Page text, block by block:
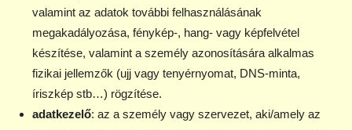
valamint az adatok további felhasználásának
megakadályozása, fénykép-, hang- vagy képfelvétel
készítése, valamint a személy azonosítására alkalmas
fizikai jellemzők (ujj vagy tenyérnyomat, DNS-minta,
íriszkép stb…) rögzítése.
adatkezelő: az a személy vagy szervezet, aki/amely az